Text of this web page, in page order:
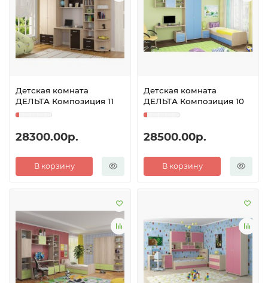
Детская комната
ДЕЛЬТА Композиция 11
28300.00р.
В корзину
Детская комната
ДЕЛЬТА Композиция 10
28500.00р.
В корзину